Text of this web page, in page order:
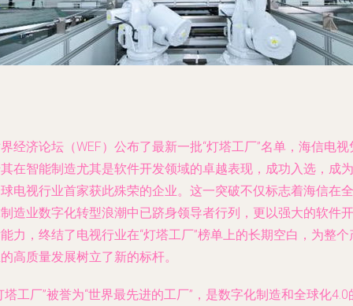
经济论坛（WEF）公布了最新一批“灯塔工厂”名单，海信电视
在智能制造尤其是软件开发领域的卓越表现，成功入选，成为
电视行业首家获此殊荣的企业。这一突破不仅标志着海信在全
造业数字化转型浪潮中已跻身领导者行列，更以强大的软件开
力，终结了电视行业在“灯塔工厂”榜单上的长期空白，为整个
高质量发展树立了新的标杆。
塔工厂”被誉为“世界最先进的工厂”，是数字化制造和全球化4.0